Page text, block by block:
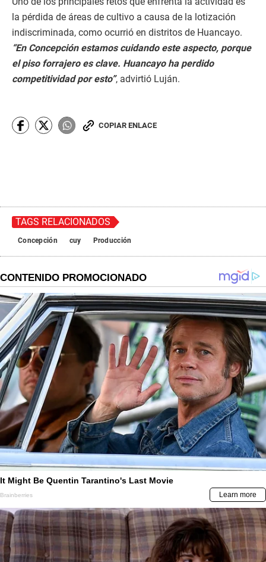
la pérdida de áreas de cultivo a causa de la lotización
indiscriminada, como ocurrió en distritos de Huancayo.
“En Concepción estamos cuidando este aspecto, porque
el piso forrajero es clave. Huancayo ha perdido
competitividad por esto”, advirtió Luján.
COPIAR ENLACE
TAGS RELACIONADOS
Concepción cuy Producción